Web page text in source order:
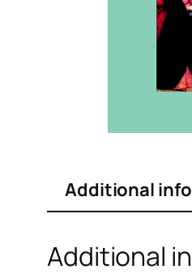
Additional
Additional